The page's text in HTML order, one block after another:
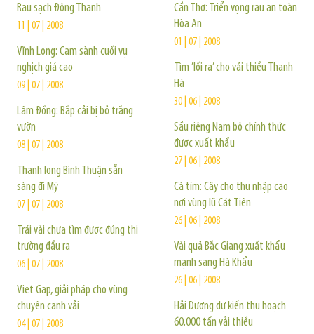
Rau sạch Đông Thanh
11 | 07 | 2008
Vĩnh Long: Cam sành cuối vụ
nghịch giá cao
09 | 07 | 2008
Lâm Đồng: Bắp cải bị bỏ trắng
vườn
08 | 07 | 2008
Thanh long Bình Thuận sẵn
sàng đi Mỹ
07 | 07 | 2008
Trái vải chưa tìm được đúng thị
trường đầu ra
06 | 07 | 2008
Viet Gap, giải pháp cho vùng
chuyên canh vải
04 | 07 | 2008
Cần Thơ: Triển vọng rau an toàn
Hòa An
01 | 07 | 2008
Tìm ’lối ra’ cho vải thiều Thanh
Hà
30 | 06 | 2008
Sầu riêng Nam bộ chính thức
được xuất khẩu
27 | 06 | 2008
Cà tím: Cây cho thu nhập cao
nơi vùng lũ Cát Tiên
26 | 06 | 2008
Vải quả Bắc Giang xuất khẩu
mạnh sang Hà Khẩu
26 | 06 | 2008
Hải Dương dự kiến thu hoạch
60.000 tấn vải thiều